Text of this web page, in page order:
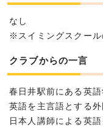
なし
※スイミングスクール
クラブからの一言
春日井駅前にある英語
英語を主言語とする
日本人講師による英